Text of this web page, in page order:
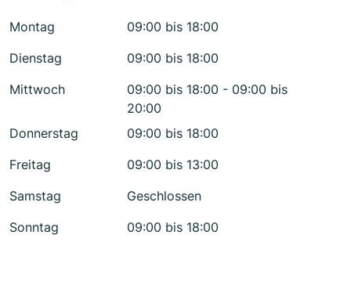
Montag
09:00 bis 18:00
Dienstag
09:00 bis 18:00
Mittwoch
09:00 bis 18:00 - 09:00 bis
20:00
Donnerstag
09:00 bis 18:00
Freitag
09:00 bis 13:00
Samstag
Geschlossen
Sonntag
09:00 bis 18:00